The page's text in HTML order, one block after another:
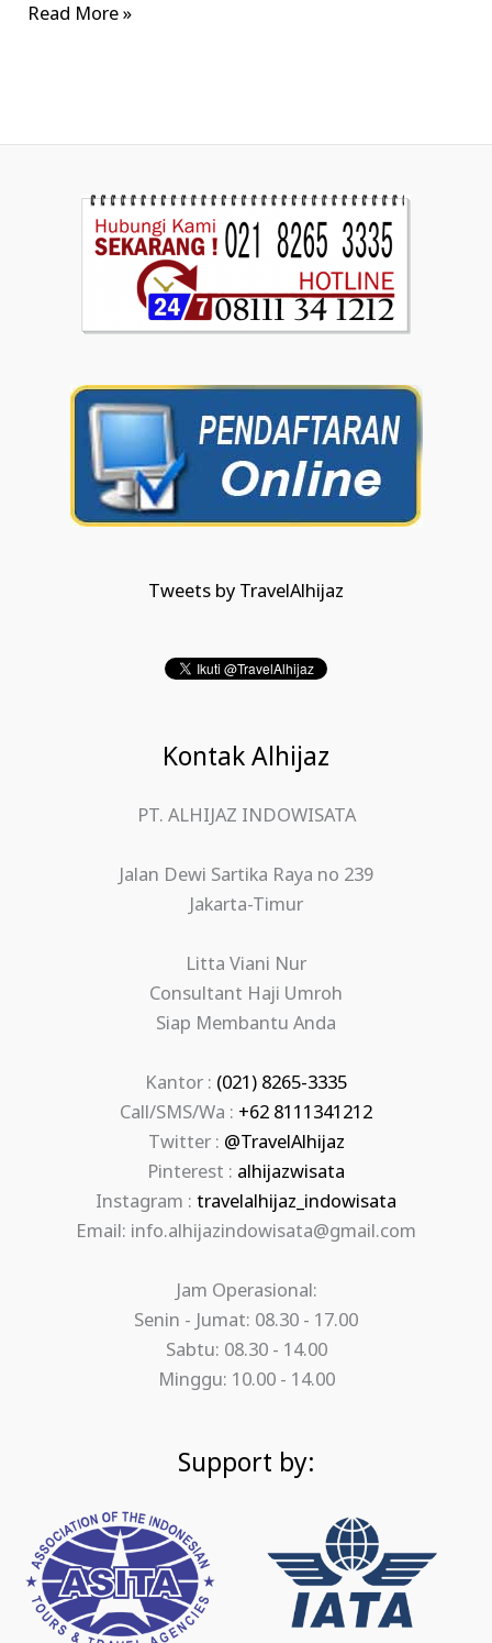
Read More »
Tweets by TravelAlhijaz
Kontak Alhijaz
PT. ALHIJAZ INDOWISATA
Jalan Dewi Sartika Raya no 239
Jakarta-Timur
Litta Viani Nur
Consultant Haji Umroh
Siap Membantu Anda
Kantor : (021) 8265-3335
Call/SMS/Wa : +62 8111341212
Twitter : @TravelAlhijaz
Pinterest : alhijazwisata
Instagram : travelalhijaz_indowisata
Email: info.alhijazindowisata@gmail.com
Jam Operasional:
Senin - Jumat: 08.30 - 17.00
Sabtu: 08.30 - 14.00
Minggu: 10.00 - 14.00
Support by: